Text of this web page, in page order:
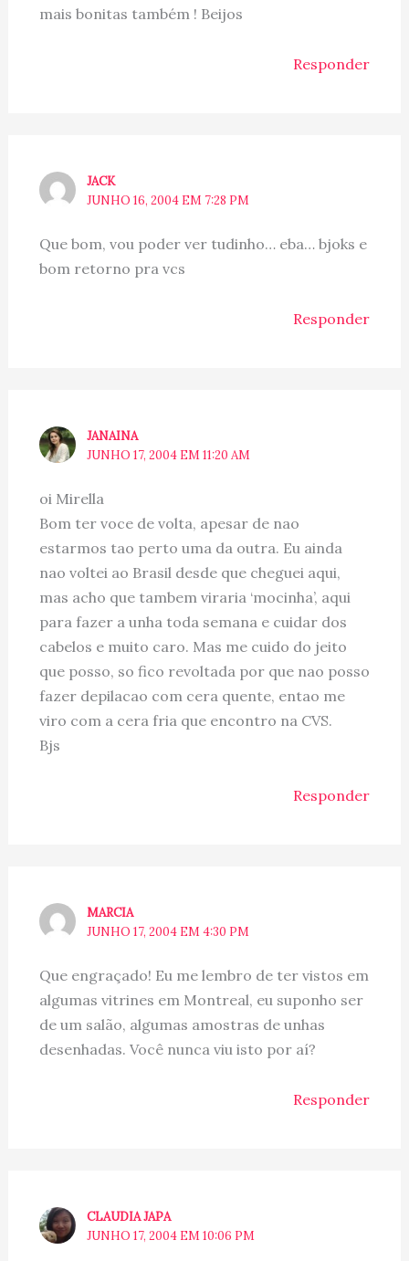
mais bonitas também ! Beijos
Responder
JACK
JUNHO 16, 2004 EM 7:28 PM
Que bom, vou poder ver tudinho… eba… bjoks e
bom retorno pra vcs
Responder
JANAINA
JUNHO 17, 2004 EM 11:20 AM
oi Mirella
Bom ter voce de volta, apesar de nao
estarmos tao perto uma da outra. Eu ainda
nao voltei ao Brasil desde que cheguei aqui,
mas acho que tambem viraria ‘mocinha’, aqui
para fazer a unha toda semana e cuidar dos
cabelos e muito caro. Mas me cuido do jeito
que posso, so fico revoltada por que nao posso
fazer depilacao com cera quente, entao me
viro com a cera fria que encontro na CVS.
Bjs
Responder
MARCIA
JUNHO 17, 2004 EM 4:30 PM
Que engraçado! Eu me lembro de ter vistos em
algumas vitrines em Montreal, eu suponho ser
de um salão, algumas amostras de unhas
desenhadas. Você nunca viu isto por aí?
Responder
CLAUDIA JAPA
JUNHO 17, 2004 EM 10:06 PM